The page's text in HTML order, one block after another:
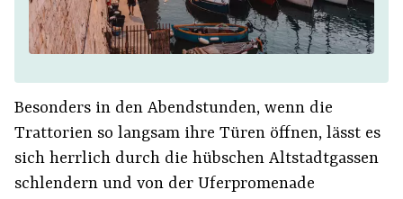
Besonders in den Abendstunden, wenn die
Trattorien so langsam ihre Türen öffnen, lässt es
sich herrlich durch die hübschen Altstadtgassen
schlendern und von der Uferpromenade